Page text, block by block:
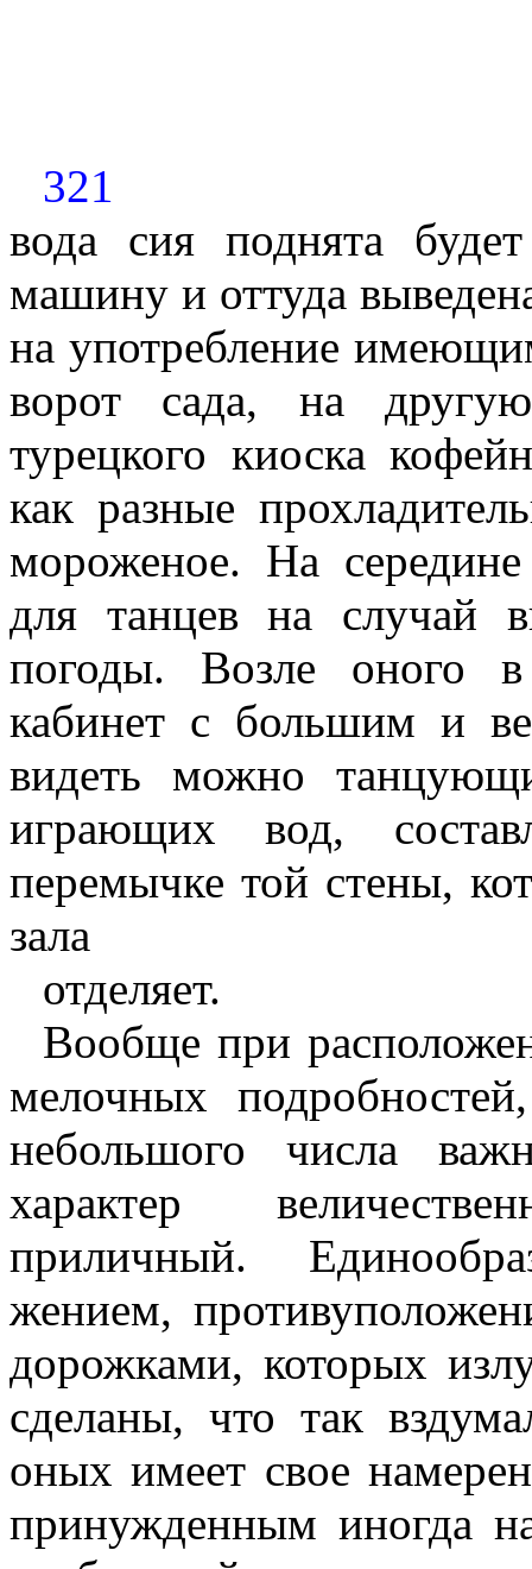
321
вода сия поднята
машину и оттуда
на употребление
ворот сада, на
турецкого киоска
как разные
мороженое. На
для танцев на случай
погоды. Возле оного в
кабинет с большим и
видеть можно
играющих вод,
перемычке той стены,
зала
отделяет.
Вообще при
мелочных
небольшого числа
характер
приличный.
жением,
дорожками, которых
сделаны, что так
оных имеет свое
принужденным иногда